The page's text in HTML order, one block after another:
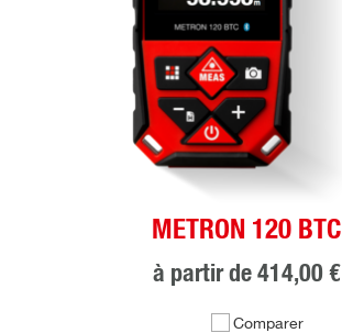
METRON 120 BTC
à partir de 414,00 €
Comparer